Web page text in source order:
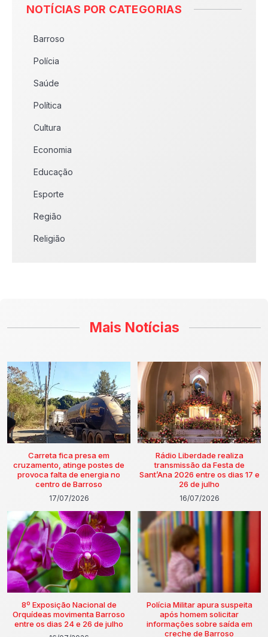
NOTÍCIAS POR CATEGORIAS
Barroso
Polícia
Saúde
Política
Cultura
Economia
Educação
Esporte
Região
Religião
Mais Notícias
Carreta fica presa em
cruzamento, atinge postes de
provoca falta de energia no
centro de Barroso
17/07/2026
Rádio Liberdade realiza
transmissão da Festa de
Sant’Ana 2026 entre os dias 17 e
26 de julho
16/07/2026
8º Exposição Nacional de
Orquídeas movimenta Barroso
entre os dias 24 e 26 de julho
Polícia Militar apura suspeita
após homem solicitar
informações sobre saída em
creche de Barroso